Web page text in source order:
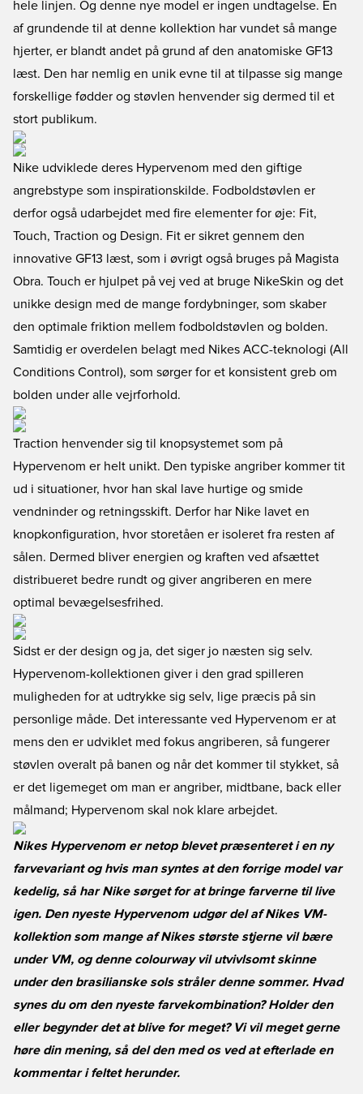
hele linjen. Og denne nye model er ingen undtagelse. En
af grundende til at denne kollektion har vundet så mange
hjerter, er blandt andet på grund af den anatomiske GF13
læst. Den har nemlig en unik evne til at tilpasse sig mange
forskellige fødder og støvlen henvender sig dermed til et
stort publikum.
Nike udviklede deres Hypervenom med den giftige
angrebstype som inspirationskilde. Fodboldstøvlen er
derfor også udarbejdet med fire elementer for øje: Fit,
Touch, Traction og Design. Fit er sikret gennem den
innovative GF13 læst, som i øvrigt også bruges på Magista
Obra. Touch er hjulpet på vej ved at bruge NikeSkin og det
unikke design med de mange fordybninger, som skaber
den optimale friktion mellem fodboldstøvlen og bolden.
Samtidig er overdelen belagt med Nikes ACC-teknologi (All
Conditions Control), som sørger for et konsistent greb om
bolden under alle vejrforhold.
Traction henvender sig til knopsystemet som på
Hypervenom er helt unikt. Den typiske angriber kommer tit
ud i situationer, hvor han skal lave hurtige og smide
vendninder og retningsskift. Derfor har Nike lavet en
knopkonfiguration, hvor storetåen er isoleret fra resten af
sålen. Dermed bliver energien og kraften ved afsættet
distribueret bedre rundt og giver angriberen en mere
optimal bevægelsesfrihed.
Sidst er der design og ja, det siger jo næsten sig selv.
Hypervenom-kollektionen giver i den grad spilleren
muligheden for at udtrykke sig selv, lige præcis på sin
personlige måde. Det interessante ved Hypervenom er at
mens den er udviklet med fokus angriberen, så fungerer
støvlen overalt på banen og når det kommer til stykket, så
er det ligemeget om man er angriber, midtbane, back eller
målmand; Hypervenom skal nok klare arbejdet.
Nikes Hypervenom er netop blevet præsenteret i en ny
farvevariant og hvis man syntes at den forrige model var
kedelig, så har Nike sørget for at bringe farverne til live
igen. Den nyeste Hypervenom udgør del af Nikes VM-
kollektion som mange af Nikes største stjerne vil bære
under VM, og denne colourway vil utvivlsomt skinne
under den brasilianske sols stråler denne sommer. Hvad
synes du om den nyeste farvekombination? Holder den
eller begynder det at blive for meget? Vi vil meget gerne
høre din mening, så del den med os ved at efterlade en
kommentar i feltet herunder.